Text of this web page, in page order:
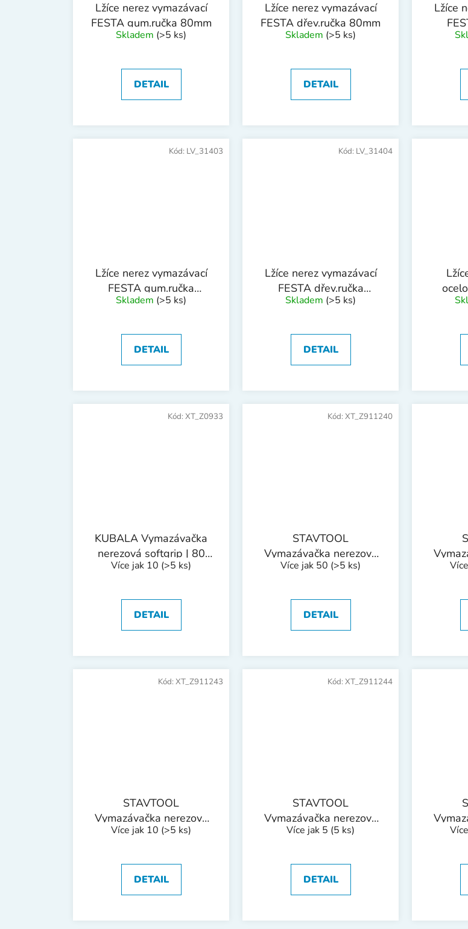
Lžíce nerez vymazávací
FESTA gum.ručka 80mm
Skladem (>5 ks)
DETAIL
Lžíce nerez vymazávací
FESTA dřev.ručka 80mm
Skladem (>5 ks)
DETAIL
Lžíce
Lžíce nerez vymazávací
FESTA gum.ručka
120mm
Skladem (>5 ks)
DETAIL
Kód: LV_31403
Lžíce nerez vymazávací
FESTA dřev.ručka
120mm
Skladem (>5 ks)
DETAIL
Kód: LV_31404
KUBALA Vymazávačka
nerezová softgrip | 80
mm
Více jak 10 (>5 ks)
DETAIL
Kód: XT_Z0933
STAVTOOL
Vymazávačka nerezová
softgrip | 50 mm
Více jak 50 (>5 ks)
DETAIL
Kód: XT_Z911240
STAVTOOL
Vymazávačka nerezová
softgrip | 100 mm
Více jak 10 (>5 ks)
DETAIL
Kód: XT_Z911243
STAVTOOL
Vymazávačka nerezová
softgrip | 120 mm
Více jak 5 (5 ks)
DETAIL
Kód: XT_Z911244